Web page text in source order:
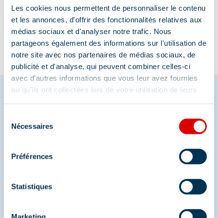
Les cookies nous permettent de personnaliser le contenu
et les annonces, d'offrir des fonctionnalités relatives aux
médias sociaux et d'analyser notre trafic. Nous
partageons également des informations sur l'utilisation de
notre site avec nos partenaires de médias sociaux, de
publicité et d'analyse, qui peuvent combiner celles-ci
avec d'autres informations que vous leur avez fournies
ou qu'ils ont collectées lors de votre utilisation de leurs
Nécessaires
Préférences
Statistiques
08/21/2025.
Deel je momenten in
En we zijn ook te vinden op de sociale media